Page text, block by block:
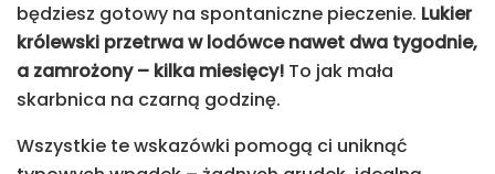
będziesz gotowy na spontaniczne pieczenie. Lukier
królewski przetrwa w lodówce nawet dwa tygodnie,
a zamrożony – kilka miesięcy! To jak mała
skarbnica na czarną godzinę.
Wszystkie te wskazówki pomogą ci uniknąć